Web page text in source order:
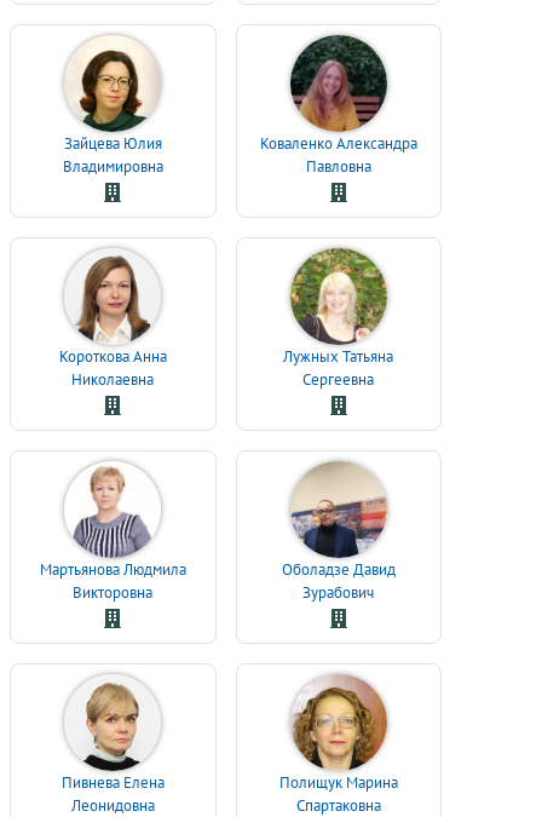
Зайцева Юлия
Владимировна
Коваленко Александра
Павловна
Короткова Анна
Николаевна
Лужных Татьяна
Сергеевна
Мартьянова Людмила
Викторовна
Оболадзе Давид
Зурабович
Пивнева Елена
Леонидовна
Полищук Марина
Спартаковна